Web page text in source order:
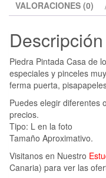
cantidad
VALORACIONES (0)
Descripción
Piedra Pintada Casa de
especiales y pinceles
ferma puerta,
Puedes elegir diferentes
precios.
Tipo: L en la foto
Tamaño Aproximativo.
Visitanos en Nuestro
Canaria) para ver las